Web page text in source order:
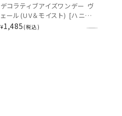
デコラティブアイズワンデー ヴ
ェール(UV＆モイスト) [ハニー
グラス][10枚入] SE48742
¥1,485 税込